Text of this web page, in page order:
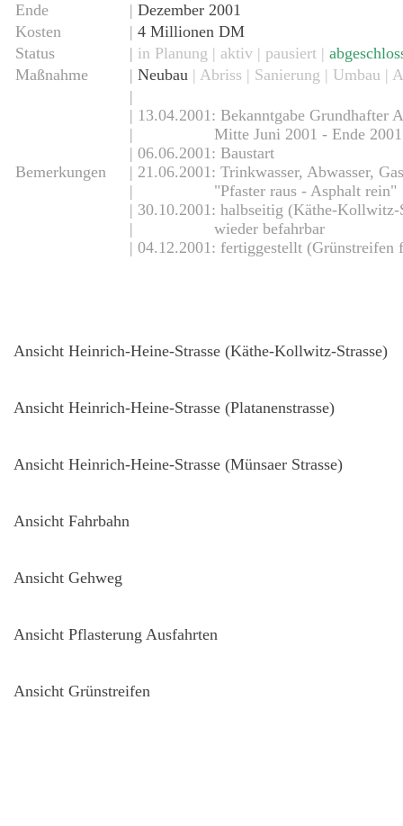
Ende
| Dezember 2001
Kosten
| 4 Millionen DM
Status
| in Planung | aktiv | pausiert |
Maßnahme
| Neubau | Abriss | Sanierung | Umbau |
Bemerkungen
|
| 13.04.2001: Bekanntgabe Grundhafter
| Mitte Juni 2001 - Ende 2001
| 06.06.2001: Baustart
| 21.06.2001: Trinkwasser, Abwasser,
| "Pfaster raus - Asphalt rein"
| 30.10.2001: halbseitig (Käthe-Kollwitz-
| wieder befahrbar
| 04.12.2001: fertiggestellt
Ansicht Heinrich-Heine-Strasse (Käthe-Kollwitz-Strasse)
Ansicht Heinrich-Heine-Strasse (Platanenstrasse)
Ansicht Heinrich-Heine-Strasse (Münsaer Strasse)
Ansicht Fahrbahn
Ansicht Gehweg
Ansicht Pflasterung Ausfahrten
Ansicht Grünstreifen